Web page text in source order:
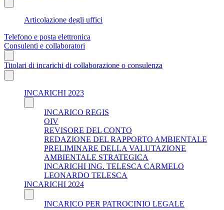
Articolazione degli uffici
Telefono e posta elettronica
Consulenti e collaboratori
Titolari di incarichi di collaborazione o consulenza
INCARICHI 2023
INCARICO REGIS
OIV
REVISORE DEL CONTO
REDAZIONE DEL RAPPORTO AMBIENTALE
PRELIMINARE DELLA VALUTAZIONE
AMBIENTALE STRATEGICA
INCARICHI ING. TELESCA CARMELO
LEONARDO TELESCA
INCARICHI 2024
INCARICO PER PATROCINIO LEGALE